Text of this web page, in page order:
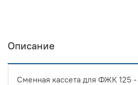
Описание
Сменная кассета для ФЖК 125 -